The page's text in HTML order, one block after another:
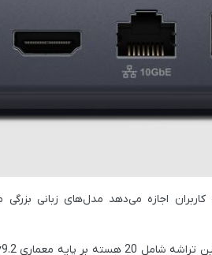
تراشه شامل 20 هسته بر پایه معماری Arm v9.2